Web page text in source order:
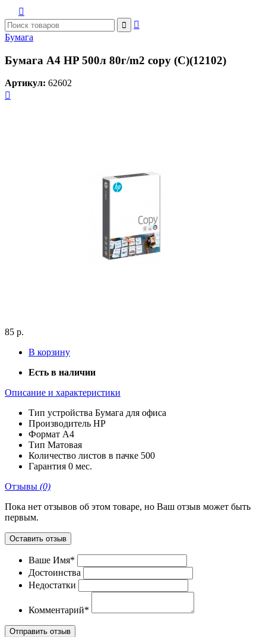



Бумага
Бумага А4 HP 500л 80г/m2 copy (C)(12102)
Артикул: 62602

85 р.
В корзину
Есть в наличии
Описание и характеристики
Тип устройства Бумага для офиса
Производитель HP
Формат A4
Тип Матовая
Количество листов в пачке 500
Гарантия 0 мес.
Отзывы (0)
Пока нет отзывов об этом товаре, но Ваш отзыв может быть
первым.
Оставить отзыв
Ваше Имя*
Достоинства
Недостатки
Комментарий*
Отправить отзыв